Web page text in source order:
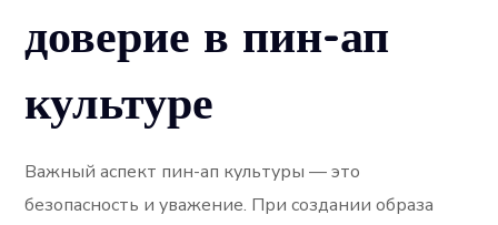
доверие в пин-ап
культуре
Важный аспект пин-ап культуры — это
безопасность и уважение. При создании образа